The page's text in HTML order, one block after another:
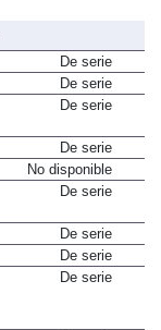
De serie
De serie
De serie
De serie
No disponible
De serie
De serie
De serie
De serie